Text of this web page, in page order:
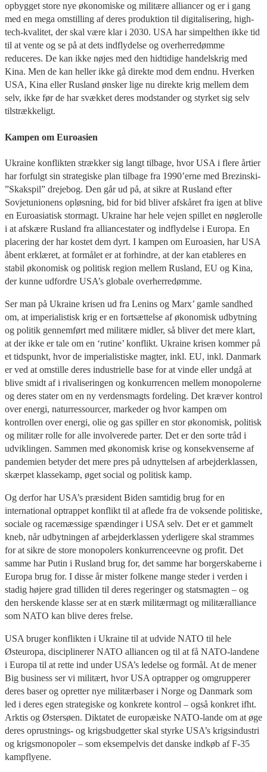
opbygget store nye økonomiske og militære alliancer og er i gang
med en mega omstilling af deres produktion til digitalisering, high-
tech-kvalitet, der skal være klar i 2030. USA har simpelthen ikke tid
til at vente og se på at dets indflydelse og overherredømme
reduceres. De kan ikke nøjes med den hidtidige handelskrig med
Kina. Men de kan heller ikke gå direkte mod dem endnu. Hverken
USA, Kina eller Rusland ønsker lige nu direkte krig mellem dem
selv, ikke før de har svækket deres modstander og styrket sig selv
tilstrækkeligt.
Kampen om Euroasien
Ukraine konflikten strækker sig langt tilbage, hvor USA i flere årtier
har forfulgt sin strategiske plan tilbage fra 1990’erne med Brezinski-
”Skakspil” drejebog. Den går ud på, at sikre at Rusland efter
Sovjetunionens opløsning, bid for bid bliver afskåret fra igen at blive
en Euroasiatisk stormagt. Ukraine har hele vejen spillet en nøglerolle
i at afskære Rusland fra alliancestater og indflydelse i Europa. En
placering der har kostet dem dyrt. I kampen om Euroasien, har USA
åbent erklæret, at formålet er at forhindre, at der kan etableres en
stabil økonomisk og politisk region mellem Rusland, EU og Kina,
der kunne udfordre USA’s globale overherredømme.
Ser man på Ukraine krisen ud fra Lenins og Marx’ gamle sandhed
om, at imperialistisk krig er en fortsættelse af økonomisk udbytning
og politik gennemført med militære midler, så bliver det mere klart,
at der ikke er tale om en ‘rutine’ konflikt. Ukraine krisen kommer på
et tidspunkt, hvor de imperialistiske magter, inkl. EU, inkl. Danmark
er ved at omstille deres industrielle base for at vinde eller undgå at
blive smidt af i rivaliseringen og konkurrencen mellem monopolerne
og deres stater om en ny verdensmagts fordeling. Det kræver kontrol
over energi, naturressourcer, markeder og hvor kampen om
kontrollen over energi, olie og gas spiller en stor økonomisk, politisk
og militær rolle for alle involverede parter. Det er den sorte tråd i
udviklingen. Sammen med økonomisk krise og konsekvenserne af
pandemien betyder det mere pres på udnyttelsen af arbejderklassen,
skærpet klassekamp, øget social og politisk kamp.
Og derfor har USA’s præsident Biden samtidig brug for en
international optrappet konflikt til at aflede fra de voksende politiske,
sociale og racemæssige spændinger i USA selv. Det er et gammelt
kneb, når udbytningen af arbejderklassen yderligere skal strammes
for at sikre de store monopolers konkurrenceevne og profit. Det
samme har Putin i Rusland brug for, det samme har borgerskaberne i
Europa brug for. I disse år mister folkene mange steder i verden i
stadig højere grad tilliden til deres regeringer og statsmagten – og
den herskende klasse ser at en stærk militærmagt og militæralliance
som NATO kan blive deres frelse.
USA bruger konflikten i Ukraine til at udvide NATO til hele
Østeuropa, disciplinerer NATO alliancen og til at få NATO-landene
i Europa til at rette ind under USA’s ledelse og formål. At de mener
Big business ser vi militært, hvor USA optrapper og omgrupperer
deres baser og opretter nye militærbaser i Norge og Danmark som
led i deres egen strategiske og konkrete kontrol – også konkret ifht.
Arktis og Østersøen. Diktatet de europæiske NATO-lande om at øge
deres oprustnings- og krigsbudgetter skal styrke USA’s krigsindustri
og krigsmonopoler – som eksempelvis det danske indkøb af F-35
kampflyene.